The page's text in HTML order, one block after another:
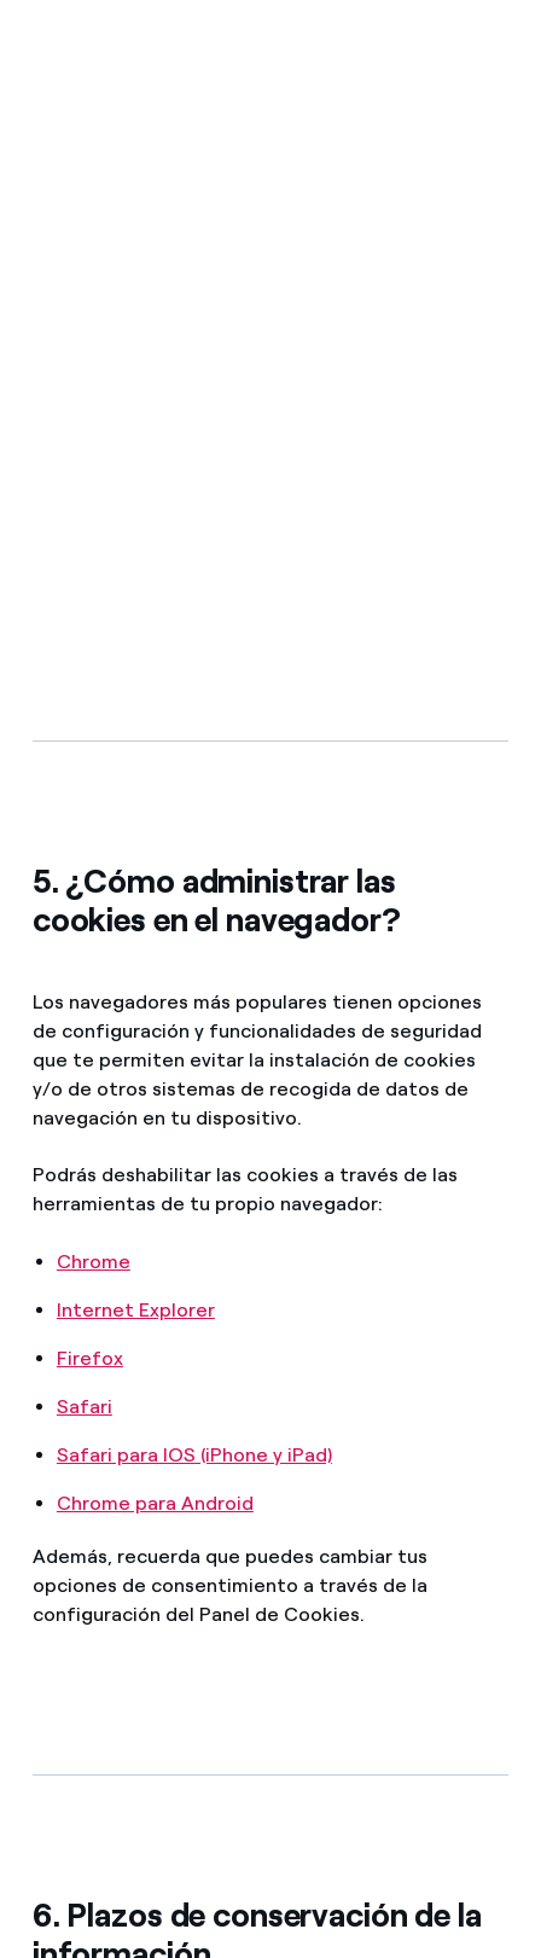
5. ¿Cómo administrar las
cookies en el navegador?
Los navegadores más populares tienen opciones
de configuración y funcionalidades de seguridad
que te permiten evitar la instalación de cookies
y/o de otros sistemas de recogida de datos de
navegación en tu dispositivo.
Podrás deshabilitar las cookies a través de las
herramientas de tu propio navegador:
Chrome
Internet Explorer
Firefox
Safari
Safari para IOS (iPhone y iPad)
Chrome para Android
Además, recuerda que puedes cambiar tus
opciones de consentimiento a través de la
configuración del Panel de Cookies.
6. Plazos de conservación de la